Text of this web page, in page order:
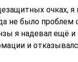
очках,
не было
я надевал ещё и
и